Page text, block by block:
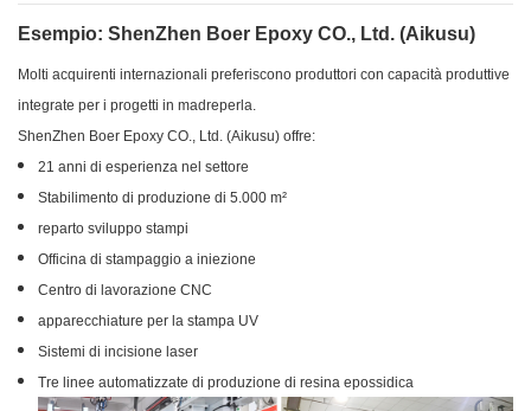
Esempio: ShenZhen Boer Epoxy CO., Ltd. (Aikusu)
Molti acquirenti internazionali preferiscono produttori con capacità produttive
integrate per i progetti in madreperla.
ShenZhen Boer Epoxy CO., Ltd. (Aikusu) offre:
21 anni di esperienza nel settore
Stabilimento di produzione di 5.000 m²
reparto sviluppo stampi
Officina di stampaggio a iniezione
Centro di lavorazione CNC
apparecchiature per la stampa UV
Sistemi di incisione laser
Tre linee automatizzate di produzione di resina epossidica